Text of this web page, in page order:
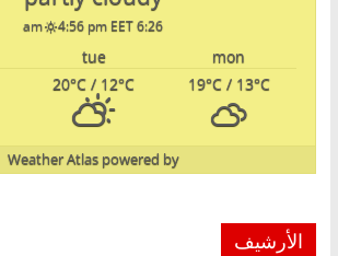
6:26 am
4:56 pm EET
mon
tue
19°C/ 13°C
20°C / 12°C
powered by
Weather Atlas
الأرشيف